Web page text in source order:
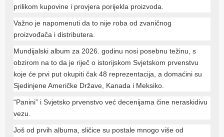
prilikom kupovine i provjera porijekla proizvoda.
Važno je napomenuti da to nije roba od zvaničnog
proizvođača i distributera.
Mundijalski album za 2026. godinu nosi posebnu težinu, s
obzirom na to da je riječ o istorijskom Svjetskom prvenstvu
koje će prvi put okupiti čak 48 reprezentacija, a domaćini su
Sjedinjene Američke Države, Kanada i Meksiko.
“Panini” i Svjetsko prvenstvo već decenijama čine neraskidivu
vezu.
Još od prvih albuma, sličice su postale mnogo više od